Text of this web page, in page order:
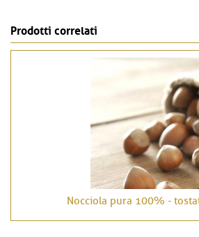
Prodotti correlati
Nocciola pura 100% -